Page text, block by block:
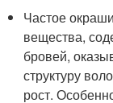
Частое
вещества,
бровей,
структуру
рост.